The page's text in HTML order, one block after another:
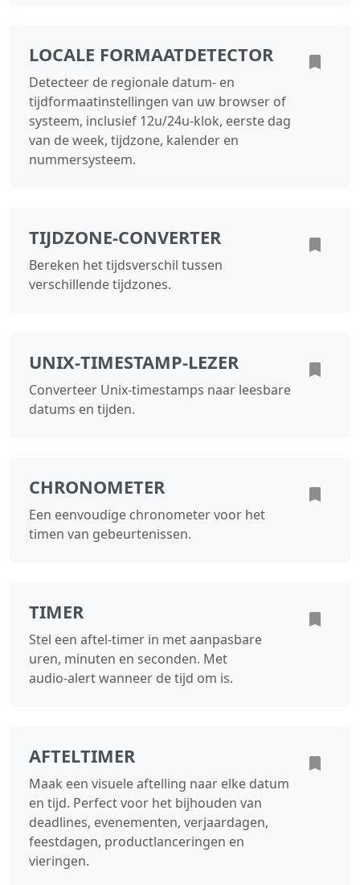
LOCALE FORMAATDETECTOR
Detecteer de regionale datum- en
tijdformaatinstellingen van uw browser of
systeem, inclusief 12u/24u-klok, eerste dag
van de week, tijdzone, kalender en
nummersysteem.
TIJDZONE‑CONVERTER
Bereken het tijdsverschil tussen
verschillende tijdzones.
UNIX‑TIMESTAMP‑LEZER
Converteer Unix‑timestamps naar leesbare
datums en tijden.
CHRONOMETER
Een eenvoudige chronometer voor het
timen van gebeurtenissen.
TIMER
Stel een aftel‑timer in met aanpasbare
uren, minuten en seconden. Met
audio‑alert wanneer de tijd om is.
AFTELTIMER
Maak een visuele aftelling naar elke datum
en tijd. Perfect voor het bijhouden van
deadlines, evenementen, verjaardagen,
feestdagen, productlanceringen en
vieringen.